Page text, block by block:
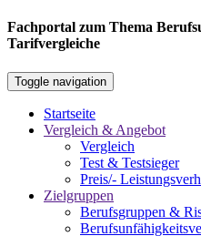
Fachportal zum Thema
Tarifvergleiche
Toggle navigation
Startseite
Vergleich & Angebot
Vergleich
Test & Testsieger
Preis/-
Zielgruppen
Berufsgruppen &